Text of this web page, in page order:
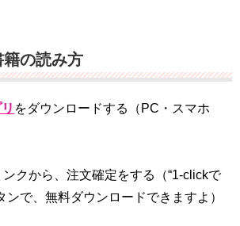
の読み方
をダウンロードする（PC・スマホ
ンクから、注文確定をする（“1‐clickで
ンで、無料ダウンロードできますよ）